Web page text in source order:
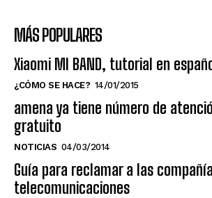
MÁS POPULARES
Xiaomi MI BAND, tutorial en
¿CÓMO SE HACE? 14/01/2015
amena ya tiene número de
gratuito
NOTICIAS 04/03/2014
Guía para reclamar a las
telecomunicaciones